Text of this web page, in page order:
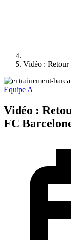
Vidéo : Retour
Equipe A
Vidéo :
FC